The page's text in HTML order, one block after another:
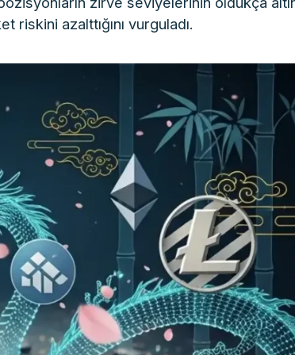
riskini azalttığını vurguladı.